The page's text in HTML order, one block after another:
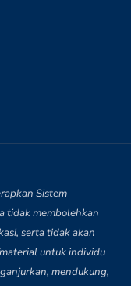
Sistem
tidak membolehkan
serta tidak akan
untuk individu
mendukung,